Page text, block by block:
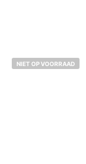
NIET OP VOORRAAD